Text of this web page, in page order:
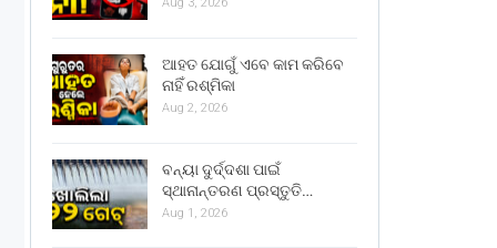
Aug 3, 2026
ଆହତ ଯୋଗୁଁ ଏବେ କାମ କରିବେ
ନାହିଁ ରଶ୍ମିକା
Aug 2, 2026
ବନ୍ୟା ଦୁର୍ଦ୍ଦଶା ପାଇଁ
ସ୍ଥାନାନ୍ତରଣ ପ୍ରସ୍ତୁତି…
Aug 1, 2026